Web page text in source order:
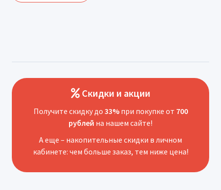
Скидки и акции
Получите скидку до 33%при покупке от 700
рублей на нашем сайте!
А еще – накопительные скидки в личном
кабинете: чем больше заказ, тем ниже цена!